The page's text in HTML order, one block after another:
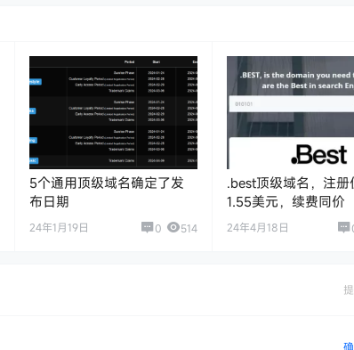
5个通用顶级域名确定了发
布日期
24年1月19日 0 514
.best顶级域名，注册
1.55美元，续费同价
24年4月18日